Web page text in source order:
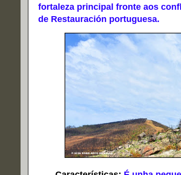
fortaleza principal fronte aos
de Restauración portuguesa.